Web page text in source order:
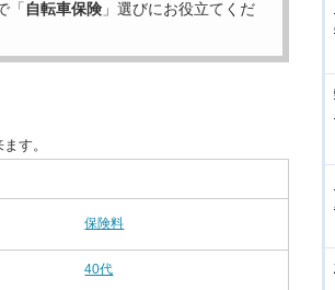
「 自転車保険 」選びにお役立てくだ
す。
保険料
40代